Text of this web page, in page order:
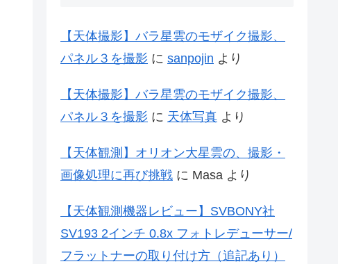
【天体撮影】バラ星雲のモザイク撮影、
パネル３を撮影 に sanpojin より
【天体撮影】バラ星雲のモザイク撮影、
パネル３を撮影 に 天体写真 より
【天体観測】オリオン大星雲の、撮影・
画像処理に再び挑戦 に Masa より
【天体観測機器レビュー】SVBONY社
SV193 2インチ 0.8x フォトレデューサー/
フラットナーの取り付け方（追記あり）